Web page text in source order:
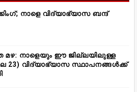
നാളെ വിദ്യാഭ്യാസ ബന്ദ്
മഴ: നാളെയും ഈ ജില്ലയിലുള്ള
23) വിദ്യാഭ്യാസ സ്ഥാപനങ്ങൾക്ക്